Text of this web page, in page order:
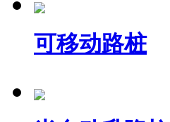
可移动路桩